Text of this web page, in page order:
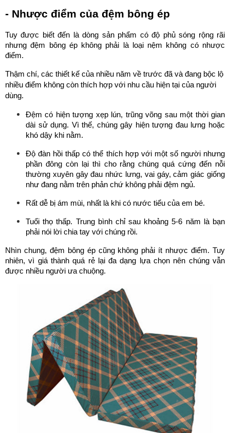
- Nhược điểm của đệm bông ép
Tuy được biết đến là dòng sản phẩm có độ phủ sóng rộng rãi
nhưng đệm bông ép không phải là loại nệm không có nhược
điểm.
Thậm chí, các thiết kế của nhiều năm về trước đã và đang bộc lộ
nhiều điểm không còn thích hợp với nhu cầu hiện tại của người
dùng.
Đệm có hiện tượng xẹp lún, trũng võng sau một thời gian
dài sử dụng. Vì thế, chúng gây hiện tượng đau lưng hoặc
khó dậy khi nằm.
Độ đàn hồi thấp có thể thích hợp với một số người nhưng
phần đông còn lại thì cho rằng chúng quá cứng đến nỗi
thường xuyên gây đau nhức lưng, vai gáy, cảm giác giống
như đang nằm trên phản chứ không phải đệm ngủ.
Rất dễ bị ám mùi, nhất là khi có nước tiểu của em bé.
Tuổi thọ thấp. Trung bình chỉ sau khoảng 5-6 năm là bạn
phải nói lời chia tay với chúng rồi.
Nhìn chung, đệm bông ép cũng không phải ít nhược điểm. Tuy
nhiên, vì giá thành quá rẻ lại đa dạng lựa chọn nên chúng vẫn
được nhiều người ưa chuộng.